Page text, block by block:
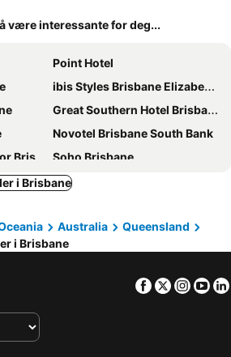
være interessante for deg...
Point Hotel
ibis Styles Brisbane Elizabeth Street
Great Southern Hotel Brisbane
Novotel Brisbane South Bank
Soho Brisbane
Stamford Plaza Brisbane
By Ihg
K2 Brisbane
Courtyard by Marriott Brisbane South Bank
Treasury Brisbane
i Brisbane
Australia
Queensland
i Brisbane
Facebook
Twitter